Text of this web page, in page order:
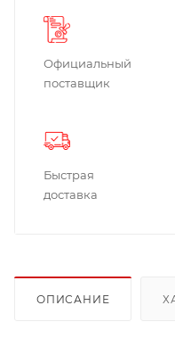
Официальный
поставщик
Быстрая
доставка
ОПИСАНИЕ